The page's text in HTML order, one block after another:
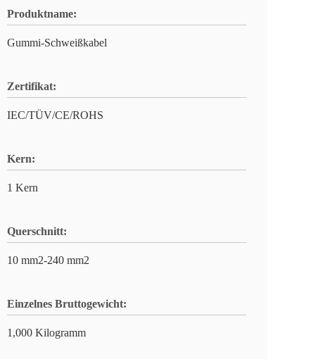
Produktname:
Gummi-Schweißkabel
Zertifikat:
IEC/TÜV/CE/ROHS
Kern:
1 Kern
Querschnitt:
10 mm2-240 mm2
Einzelnes Bruttogewicht:
1,000 Kilogramm